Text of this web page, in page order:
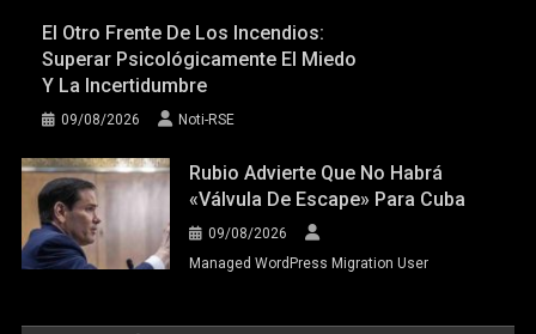
El Otro Frente De Los Incendios:
Superar Psicológicamente El Miedo
Y La Incertidumbre
09/08/2026 Noti-RSE
Rubio Advierte Que No Habrá
«válvula De Escape» Para Cuba
09/08/2026
Managed WordPress Migration User